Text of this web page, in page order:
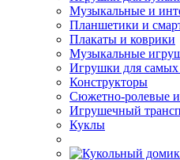
Музыкальные и
Планшетики и
Плакаты и коврики
Музыкальные
Игрушки для самых
Конструкторы
Сюжетно-ролевые
Игрушечный
Куклы